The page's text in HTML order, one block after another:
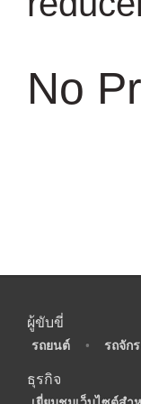
No
ผู้ขับขี่
รถยนต์ • รถจัก
ธุรกิจ